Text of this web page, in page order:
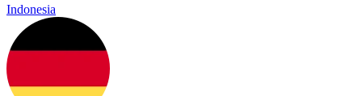
Indonesia